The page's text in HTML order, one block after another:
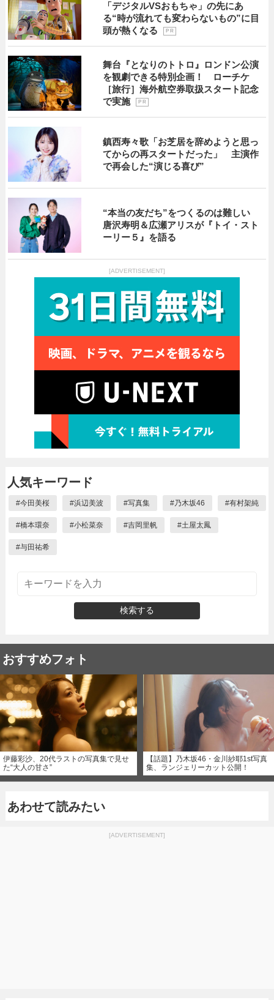
「デジタルVSおもちゃ」の先にあ
る“時が流れても変わらないもの”に目
頭が熱くなる
P R
舞台『となりのトトロ』ロンドン公演
を観劇できる特別企画！ ローチケ
［旅行］海外航空券取扱スタート記念
で実施
P R
鎮西寿々歌「お芝居を辞めようと思っ
てからの再スタートだった」 主演作
で再会した“演じる喜び”
“本当の友だち”をつくるのは難しい
唐沢寿明＆広瀬アリスが『トイ・スト
ーリー５』を語る
[ADVERTISEMENT]
人気キーワード
#今田美桜 #浜辺美波 #写真集 #乃木坂46 #有村架純
#橋本環奈 #小松菜奈 #吉岡里帆 #土屋太鳳
#与田祐希
検索する
おすすめフォト
伊藤彩沙、20代ラストの写真集で見せ
た“大人の甘さ”
【話題】乃木坂46・金川紗耶1st写真
集、ランジェリーカット公開！
あわせて読みたい
[ADVERTISEMENT]